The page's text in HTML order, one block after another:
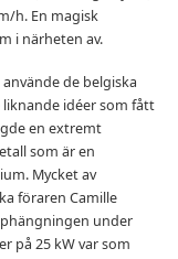
h. En magisk
i närheten av.
de belgiska
liknande idéer som fått
en extremt
som är en
Mycket av
föraren Camille
under
på 25 kW var som